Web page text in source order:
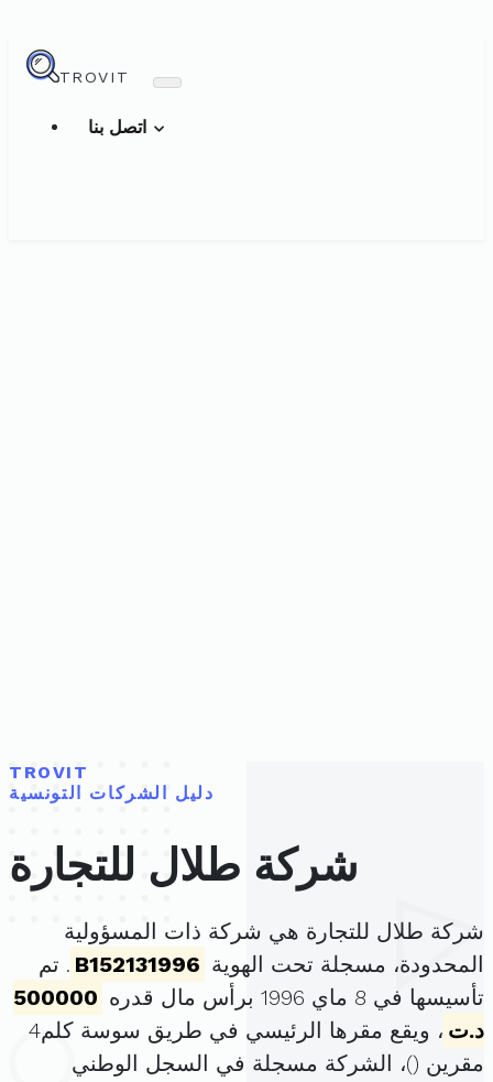
TROVIT
TROVIT
دليل الشركات التونسية
شركة طلال للتجارة
شركة طلال للتجارة هي شركة ذات المسؤولية
المحدودة، مسجلة تحت الهوية B152131996 . تم
تأسيسها في 8 ماي 1996 برأس مال قدره
500000
د.ت
، ويقع مقرها الرئيسي في طريق سوسة كلم4
مقرين ()، الشركة مسجلة في السجل الوطني